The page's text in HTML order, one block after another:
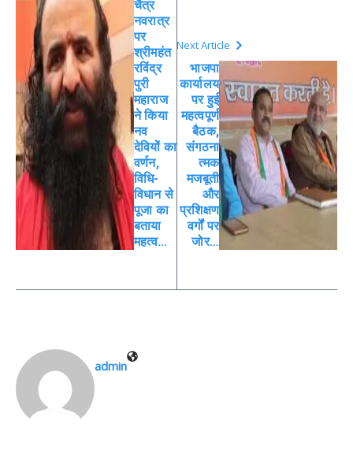
चैत्र
नवरात्र
पर
श्रीमहंत
रविंद्र
पुरी
महाराज
ने किया
नव
देवियों का
वर्णन,
विधि-
विधान से
पूजा का
बताया
महत्व…
Next Article
भाजपा
कार्यालय
पर हुई
महत्वपूर्ण
बैठक,
संगठना
त्मक
मजबूती
और
प्रशिक्षण
वर्गों पर
जोर…
admin